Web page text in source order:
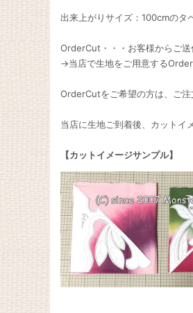
出来上がりサイズ：100cmのタ
OrderCut・・・お客様からご
→当店で生地をご用意する
OrderCutをご希望の方は、ご
当店に生地ご到着後、カットイ
【カットイメージサンプル】